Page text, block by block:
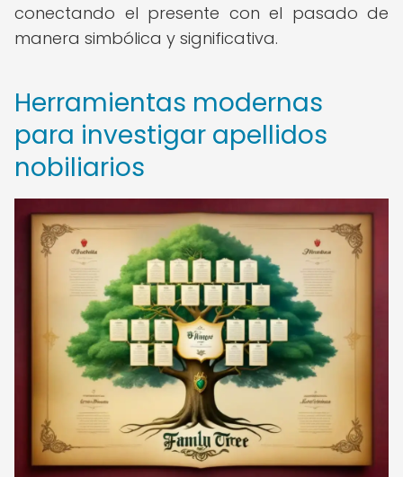
conectando el presente con el pasado de
manera simbólica y significativa.
Herramientas modernas
para investigar apellidos
nobiliarios